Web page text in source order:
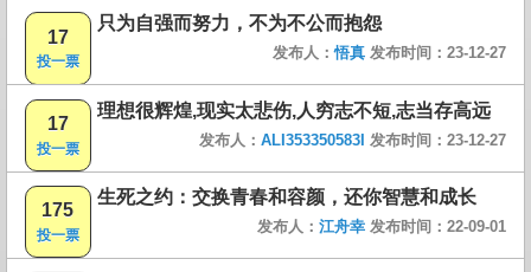
17
投一票
只为自强而努力，不为不公而抱怨
发布人：悟真 发布时间：23-12-27
17
投一票
理想很辉煌,现实太悲伤,人穷志不短,志当存高远
发布人： ALI353350583I 发布时间：23-12-27
175
投一票
生死之约：交换青春和容颜，还你智慧和成长
发布人： 江舟幸 发布时间：22-09-01